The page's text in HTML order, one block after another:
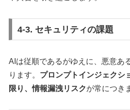
4-3. セキュリティの課題
AIは従順であるがゆえに、悪意あ
ります。 プロンプトインジェクシ
限り、情報漏洩リスクが常につき